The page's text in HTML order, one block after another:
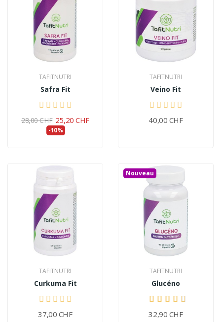
TAFITNUTRI
Safra Fit
28,00 CHF 25,20 CHF
-10%
TAFITNUTRI
Veino Fit
40,00 CHF
TAFITNUTRI
Curkuma Fit
37,00 CHF
Nouveau
TAFITNUTRI
Glucéno
32,90 CHF